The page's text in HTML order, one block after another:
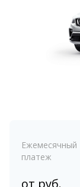
Ежемесячный
платеж